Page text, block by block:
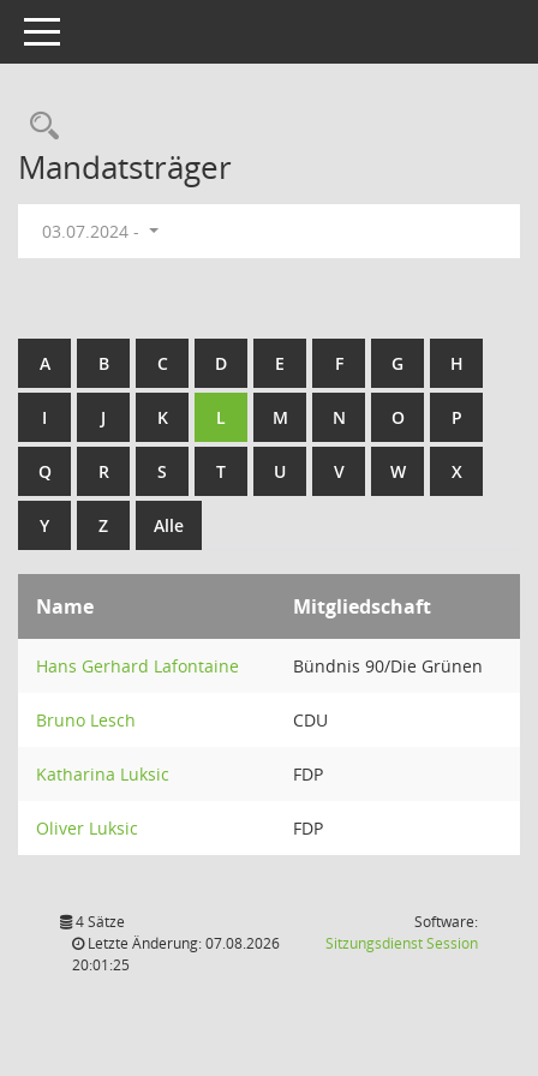
Toggle navigation
Rechercheauswahl
Mandatsträger
03.07.2024 -
A B C D E F G H
I J K L M N O P
Q R S T U V W X
Y Z Alle
Name Mitgliedschaft
Hans Gerhard Lafontaine Bündnis 90/Die Grünen
Bruno Lesch CDU
Katharina Luksic FDP
Oliver Luksic FDP
4 Sätze
Letzte Änderung: 07.08.2026
20:01:25
Software:
SitzungsdienstSession(Wird in